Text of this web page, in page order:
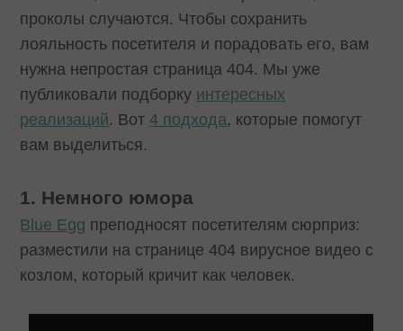
проколы случаются. Чтобы сохранить
лояльность посетителя и порадовать его, вам
нужна непростая страница 404. Мы уже
публиковали подборку интересных
реализаций. Вот4 подхода, которые помогут
вам выделиться.
1. Немного юмора
Blue Egg преподносят посетителям сюрприз:
разместили на странице 404 вирусное видео с
козлом, который кричит как человек.